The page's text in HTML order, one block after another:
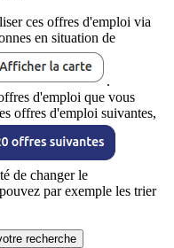
ces offres d'emploi via
en situation de
.
d'emploi que vous
offres d'emploi suivantes,
de changer le
par exemple les trier
recherche